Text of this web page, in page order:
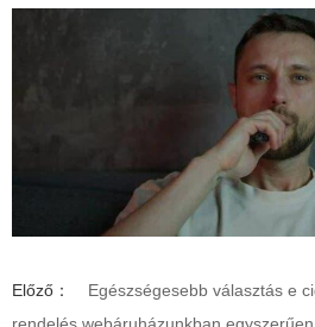
Előző：
Egészségesebb választás e